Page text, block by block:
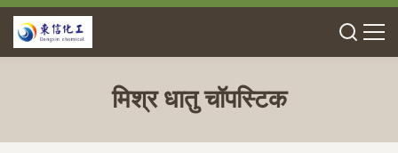
मिश्र धातु चॉपस्टिक